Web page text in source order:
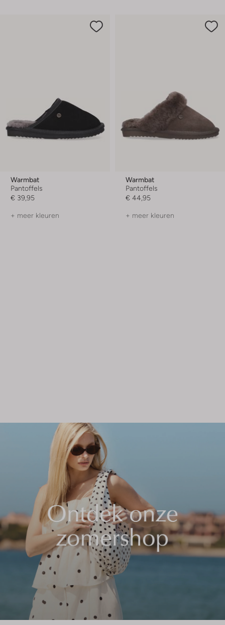
Warmbat
Pantoffels
€ 39,95
+ meer kleuren
Warmbat
Pantoffels
€ 44,95
+ meer kleuren